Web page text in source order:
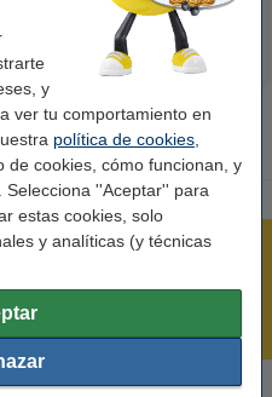
y
ver tu comportamiento en
política de cookies
de cookies, cómo funcionan, y
''Aceptar'' para
estas cookies, solo
y analíticas (y técnicas